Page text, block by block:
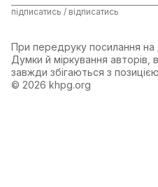
підписатись / відписатись
При передруку посилання
Думки й міркування авторів,
завжди збігаються з
© 2026 khpg.org